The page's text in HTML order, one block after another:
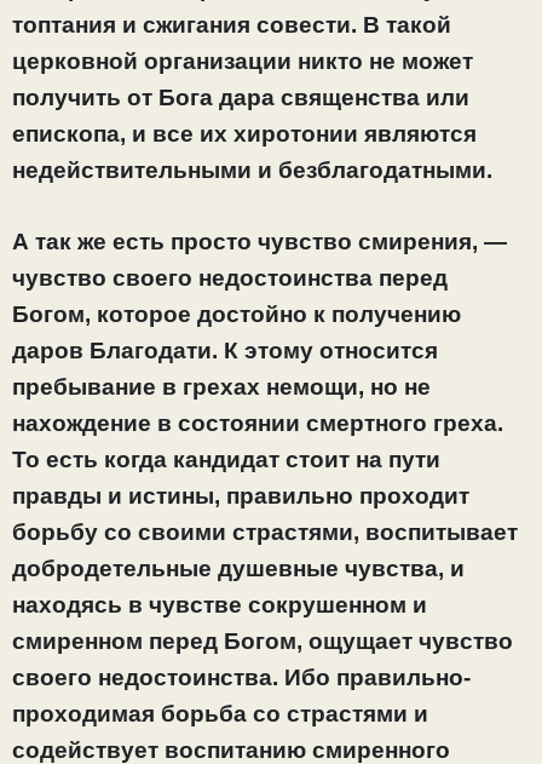
топтания и сжигания совести. В такой
церковной организации никто не может
получить от Бога дара священства или
епископа, и все их хиротонии являются
недействительными и безблагодатными.
А так же есть просто чувство смирения, —
чувство своего недостоинства перед
Богом, которое достойно к получению
даров Благодати. К этому относится
пребывание в грехах немощи, но не
нахождение в состоянии смертного греха.
То есть когда кандидат стоит на пути
правды и истины, правильно проходит
борьбу со своими страстями, воспитывает
добродетельные душевные чувства, и
находясь в чувстве сокрушенном и
смиренном перед Богом, ощущает чувство
своего недостоинства. Ибо правильно-
проходимая борьба со страстями и
содействует воспитанию смиренного